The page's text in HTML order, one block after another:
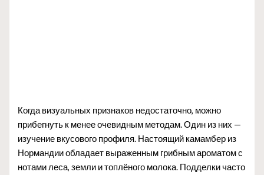
Когда визуальных признаков недостаточно, можно
прибегнуть к менее очевидным методам. Один из них —
изучение вкусового профиля. Настоящий камамбер из
Нормандии обладает выраженным грибным ароматом с
нотами леса, земли и топлёного молока. Подделки часто